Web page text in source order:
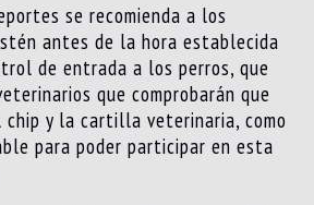
se recomienda a los
antes de la hora establecida
de entrada a los perros, que
que comprobarán que
y la cartilla veterinaria, como
para poder participar en esta